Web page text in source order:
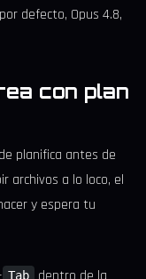
defecto, Opus 4.8,
con plan
planifica antes de
archivos a lo loco, el
y espera tu
Tab